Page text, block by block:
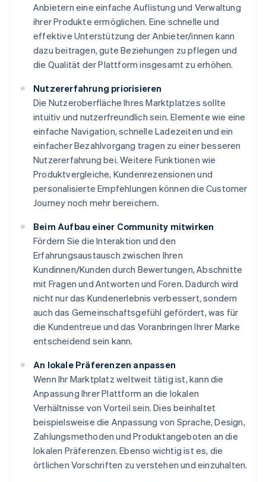
Anbietern eine einfache Auflistung und Verwaltung
ihrer Produkte ermöglichen. Eine schnelle und
effektive Unterstützung der Anbieter/innen kann
dazu beitragen, gute Beziehungen zu pflegen und
die Qualität der Plattform insgesamt zu erhöhen.
Nutzererfahrung priorisieren
Die Nutzeroberfläche Ihres Marktplatzes sollte
intuitiv und nutzerfreundlich sein. Elemente wie eine
einfache Navigation, schnelle Ladezeiten und ein
einfacher Bezahlvorgang tragen zu einer besseren
Nutzererfahrung bei. Weitere Funktionen wie
Produktvergleiche, Kundenrezensionen und
personalisierte Empfehlungen können die Customer
Journey noch mehr bereichern.
Beim Aufbau einer Community mitwirken
Fördern Sie die Interaktion und den
Erfahrungsaustausch zwischen Ihren
Kundinnen/Kunden durch Bewertungen, Abschnitte
mit Fragen und Antworten und Foren. Dadurch wird
nicht nur das Kundenerlebnis verbessert, sondern
auch das Gemeinschaftsgefühl gefördert, was für
die Kundentreue und das Voranbringen Ihrer Marke
entscheidend sein kann.
An lokale Präferenzen anpassen
Wenn Ihr Marktplatz weltweit tätig ist, kann die
Anpassung Ihrer Plattform an die lokalen
Verhältnisse von Vorteil sein. Dies beinhaltet
beispielsweise die Anpassung von Sprache, Design,
Zahlungsmethoden und Produktangeboten an die
lokalen Präferenzen. Ebenso wichtig ist es, die
örtlichen Vorschriften zu verstehen und einzuhalten.